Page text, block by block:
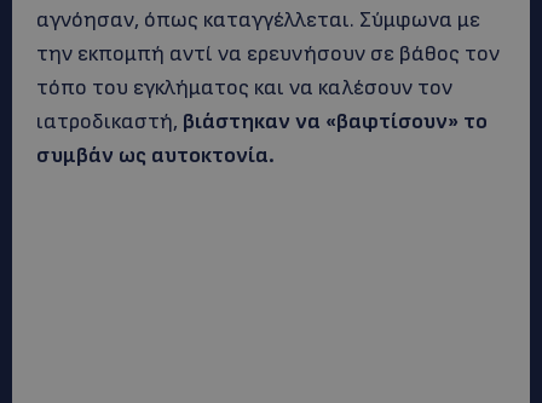
αγνόησαν, όπως καταγγέλλεται. Σύμφωνα με
την εκπομπή αντί να ερευνήσουν σε βάθος τον
τόπο του εγκλήματος και να καλέσουν τον
ιατροδικαστή, βιάστηκαν να «βαφτίσουν» το
συμβάν ως αυτοκτονία.